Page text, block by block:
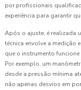
por profissionais
experiência para garantir
Após o ajuste, é realizada
técnica envolve a medição
que o instrumento
Por exemplo, um
desde a pressão mínima
não apenas desvios em